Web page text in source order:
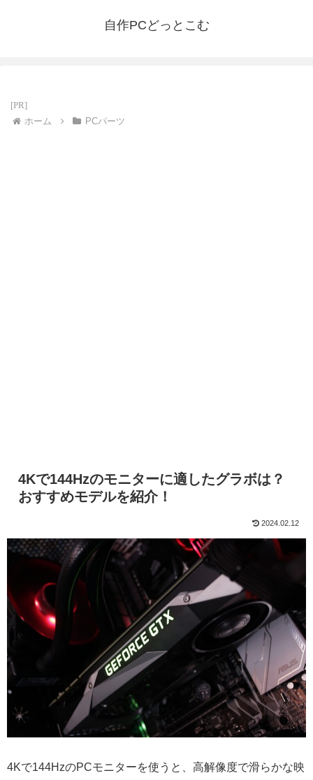
自作PCどっとこむ
ホーム PCパーツ
4Kで144Hzのモニターに適したグラボは？
おすすめモデルを紹介！
2024.02.12
4Kで144HzのPCモニターを使うと、高解像度で滑らかな映